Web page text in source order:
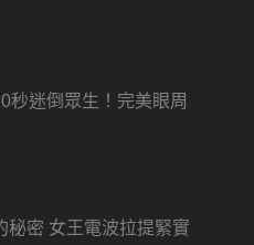
秒迷倒眾生！完美眼周
秘密 女王電波拉提緊實